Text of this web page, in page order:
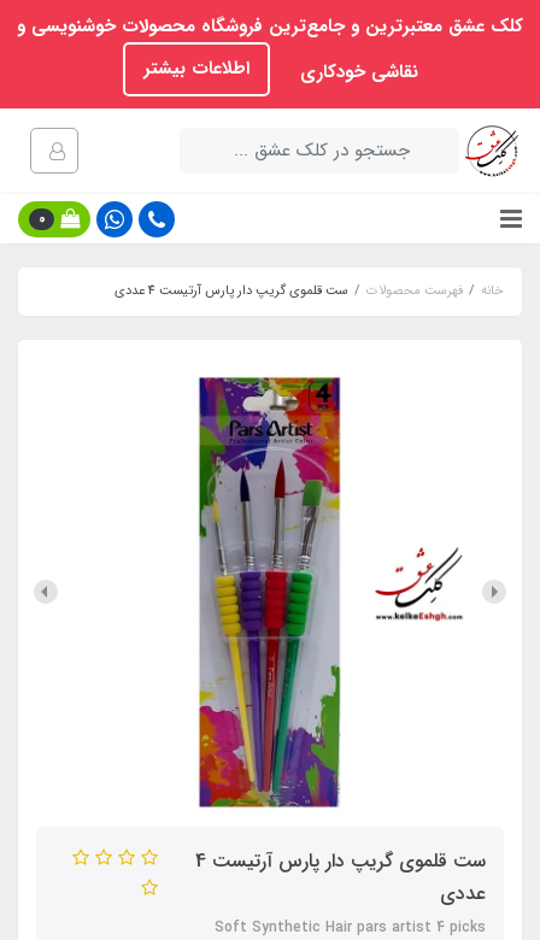
کلک عشق معتبرترین و جامع‌ترین فروشگاه محصولات خوشنویسی و
نقاشی خودکاری
اطلاعات بیشتر
0
خانه فهرست محصولات ست قلموی گریپ دار پارس آرتیست 4 عددی
ست قلموی گریپ دار پارس آرتیست 4
عددی
Soft Synthetic Hair pars artist 4 picks